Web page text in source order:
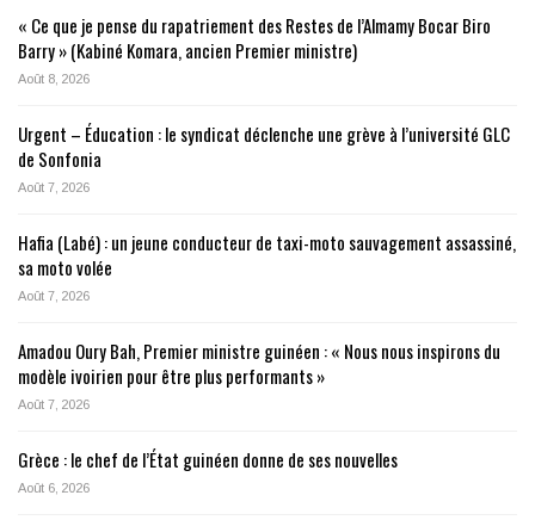
« Ce que je pense du rapatriement des Restes de l’Almamy Bocar Biro
Barry » (Kabiné Komara, ancien Premier ministre)
Août 8, 2026
Urgent – Éducation : le syndicat déclenche une grève à l’université GLC
de Sonfonia
Août 7, 2026
Hafia (Labé) : un jeune conducteur de taxi-moto sauvagement assassiné,
sa moto volée
Août 7, 2026
Amadou Oury Bah, Premier ministre guinéen : « Nous nous inspirons du
modèle ivoirien pour être plus performants »
Août 7, 2026
Grèce : le chef de l’État guinéen donne de ses nouvelles
Août 6, 2026